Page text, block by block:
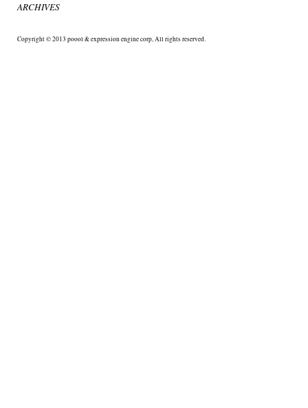
ARCHIVES
Copyright © 2013 poool & expression engine corp, All rights reserved.